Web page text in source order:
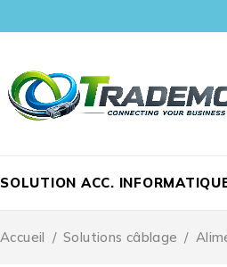
SOLUTION ACC.
Accueil / Solutions câblage /